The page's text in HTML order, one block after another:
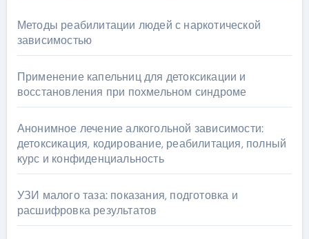
Методы реабилитации людей с наркотической
зависимостью
Применение капельниц для детоксикации и
восстановления при похмельном синдроме
Анонимное лечение алкогольной зависимости:
детоксикация, кодирование, реабилитация, полный
курс и конфиденциальность
УЗИ малого таза: показания, подготовка и
расшифровка результатов